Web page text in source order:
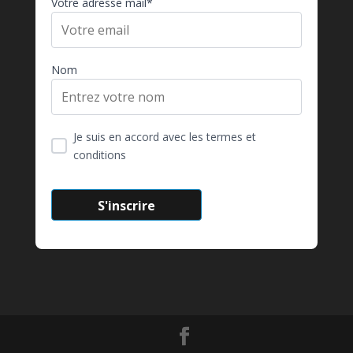
Nom
Je suis en accord avec les termes et
conditions